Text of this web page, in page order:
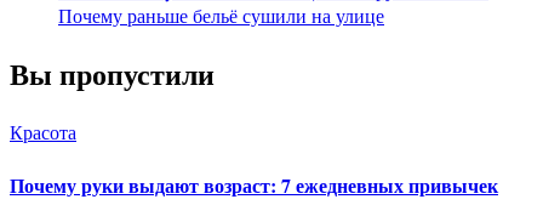
Почему раньше бельё сушили на улице
Вы пропустили
Красота
Почему руки выдают возраст: 7 ежедневных привычек